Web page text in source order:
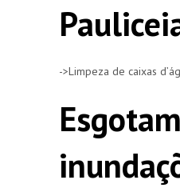
->Limpeza de caixas